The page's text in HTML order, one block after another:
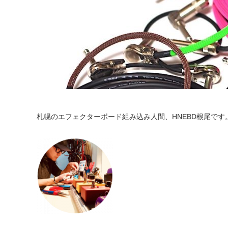
札幌のエフェクターボード組み込み人間、HNEBD根尾です